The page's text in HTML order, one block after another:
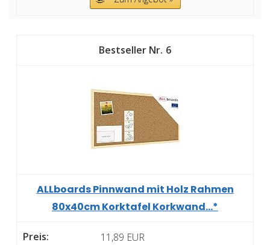
6
ALLboards Pinnwand mit Holz Rahmen
80x40cm Korktafel Korkwand...*
11,89 EUR